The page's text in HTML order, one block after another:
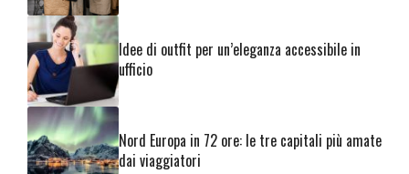
Idee di outfit per un’eleganza accessibile in
ufficio
Nord Europa in 72 ore: le tre capitali più amate
dai viaggiatori